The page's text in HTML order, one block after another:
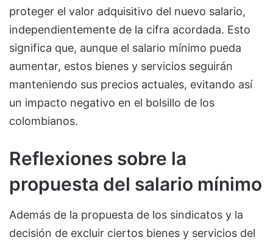
proteger el valor adquisitivo del nuevo salario,
independientemente de la cifra acordada. Esto
significa que, aunque el salario mínimo pueda
aumentar, estos bienes y servicios seguirán
manteniendo sus precios actuales, evitando así
un impacto negativo en el bolsillo de los
colombianos.
Reflexiones sobre la
propuesta del salario mínimo
Además de la propuesta de los sindicatos y la
decisión de excluir ciertos bienes y servicios del